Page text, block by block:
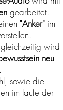
gearbeitet.
"Anker"im
wird
neu
sowie die
im laufe der